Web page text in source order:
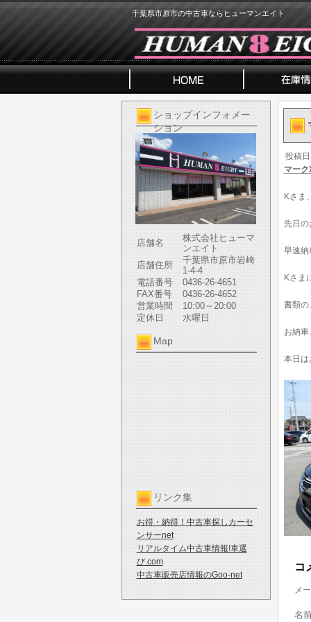
千葉県市原市の中古車ならヒューマンエイト
ショップインフォメー
ション
店舗名
株式会社ヒューマ
ンエイト
店舗住所
千葉県市原市岩崎
1-4-4
電話番号
0436-26-4651
FAX番号
0436-26-4652
営業時間
10:00～20:00
定休日
水曜日
Map
リンク集
お得・納得！中古車探しカーセ
ンサーnet
リアルタイム中古車情報!車選
び.com
中古車販売店情報のGoo-net
投稿日
マー
Kさま
先日
早速納
Kさま
書類の
お納車
本日は
コ
メ
名